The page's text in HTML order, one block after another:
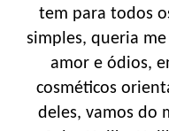
tem para todos
simples, queria
amor e ódios,
cosméticos
deles, vamos do